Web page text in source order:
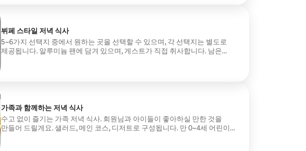
뷔페 스타일 저녁 식사
5~6가지 선택지 중에서 원하는 곳을 선택할 수 있으며, 각 선택지는 별도로
제공됩니다. 알루미늄 팬에 담겨 있으며, 게스트가 직접 취사합니다. 남은
전날에 전송해 드립니다.
가족과 함께하는 저녁 식사
수고 없이 즐기는 가족 저녁 식사. 회원님과 아이들이 좋아하실 만한 것을
만들어 드릴게요. 샐러드, 메인 코스, 디저트로 구성됩니다. 만 0~4세 어린이는
무료로 식사할 수 있습니다. 저녁 식사 시간을 기억에 남는 시간으로 만들어
드리겠습니다. 이동 수수료 $50는 행사 전날에 전송해 드립니다.